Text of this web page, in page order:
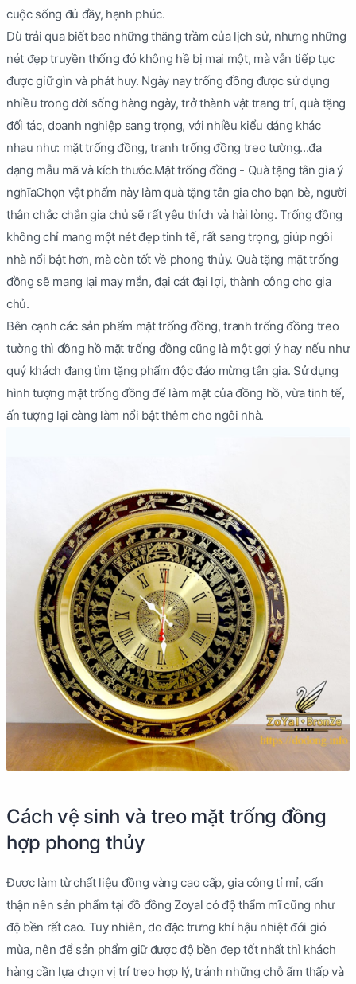
cuộc sống đủ đầy, hạnh phúc.
Dù trải qua biết bao những thăng trầm của lịch sử, nhưng những
nét đẹp truyền thống đó không hề bị mai một, mà vẫn tiếp tục
được giữ gìn và phát huy. Ngày nay trống đồng được sử dụng
nhiều trong đời sống hàng ngày, trở thành vật trang trí, quà tặng
đối tác, doanh nghiệp sang trọng, với nhiều kiểu dáng khác
nhau như: mặt trống đồng, tranh trống đồng treo tường...đa
dạng mẫu mã và kích thước.Mặt trống đồng - Quà tặng tân gia ý
nghĩaChọn vật phẩm này làm quà tặng tân gia cho bạn bè, người
thân chắc chắn gia chủ sẽ rất yêu thích và hài lòng. Trống đồng
không chỉ mang một nét đẹp tinh tế, rất sang trọng, giúp ngôi
nhà nổi bật hơn, mà còn tốt về phong thủy. Quà tặng mặt trống
đồng sẽ mang lại may mắn, đại cát đại lợi, thành công cho gia
chủ.
Bên cạnh các sản phẩm mặt trống đồng, tranh trống đồng treo
tường thì đồng hồ mặt trống đồng cũng là một gợi ý hay nếu như
quý khách đang tìm tặng phẩm độc đáo mừng tân gia. Sử dụng
hình tượng mặt trống đồng để làm mặt của đồng hồ, vừa tinh tế,
ấn tượng lại càng làm nổi bật thêm cho ngôi nhà.
Cách vệ sinh và treo mặt trống đồng
hợp phong thủy
Được làm từ chất liệu đồng vàng cao cấp, gia công tỉ mỉ, cẩn
thận nên sản phẩm tại đồ đồng Zoyal có độ thẩm mĩ cũng như
độ bền rất cao. Tuy nhiên, do đặc trưng khí hậu nhiệt đới gió
mùa, nên để sản phẩm giữ được độ bền đẹp tốt nhất thì khách
hàng cần lựa chọn vị trí treo hợp lý, tránh những chỗ ẩm thấp và